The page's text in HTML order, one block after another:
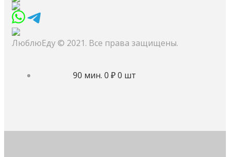
ЛюблюЕду © 2021. Все права защищены.
90 мин. 0 ₽0 шт